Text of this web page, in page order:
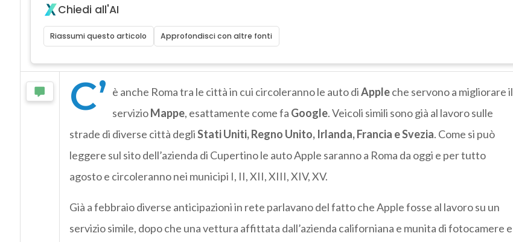
Chiedi all'AI
Riassumi questo articolo Approfondisci con altre fonti
C’ è anche Roma tra le città in cui circoleranno le auto diAppleche servono a migliorare il
servizioMappe, esattamente come fa Google. Veicoli simili sono già al lavoro sulle
strade di diverse città degliStati Uniti, Regno Unito, Irlanda, Francia e Svezia. Come si può
leggere sul sito dell’azienda di Cupertino le auto Apple saranno a Roma da oggi e per tutto
agosto e circoleranno nei municipi I, II, XII, XIII, XIV, XV.
Già a febbraio diverse anticipazioni in rete parlavano del fatto che Apple fosse al lavoro su un
servizio simile, dopo che una vettura affittata dall’azienda californiana e munita di fotocamere e